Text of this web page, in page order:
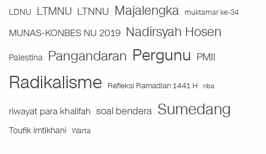
LDNU LTMNU LTNNU Majalengka muktamar ke-34
MUNAS-KONBES NU 2019 Nadirsyah Hosen
Palestina Pangandaran Pergunu PMII
Radikalisme Refleksi Ramadlan 1441 H riba
riwayat para khalifah soal bendera Sumedang
Toufik Imtikhani Warta